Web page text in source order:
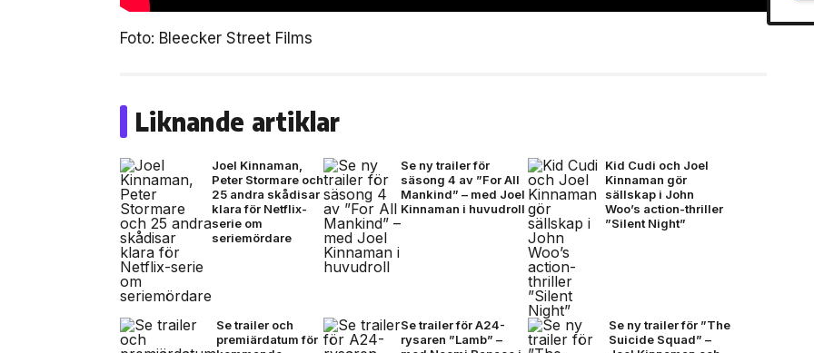
Foto: Bleecker Street Films
Liknande artiklar
Joel Kinnaman,
Peter Stormare och
25 andra skådisar
klara för Netflix-
serie om
seriemördare
Se ny trailer för
säsong 4 av ”For All
Mankind” – med Joel
Kinnaman i huvudroll
Kid Cudi och Joel
Kinnaman gör
sällskap i John
Woo’s action-thriller
”Silent Night”
Se trailer och
premiärdatum för
Se trailer för A24-
rysaren ”Lamb” –
Se ny trailer för ”The
Suicide Squad” –